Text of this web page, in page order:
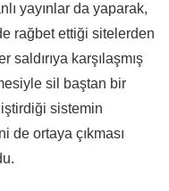
yayınlar da yaparak,
rağbet ettiği sitelerden
saldırıya karşılaşmış
sil baştan bir
sistemin
de ortaya çıkması